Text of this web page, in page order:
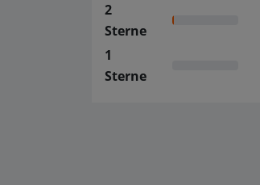
2
Sterne
1
Sterne